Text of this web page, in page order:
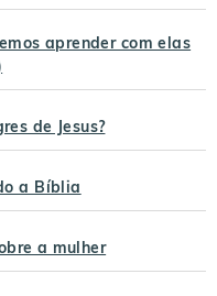
aprender com elas
de Jesus?
a Bíblia
a mulher